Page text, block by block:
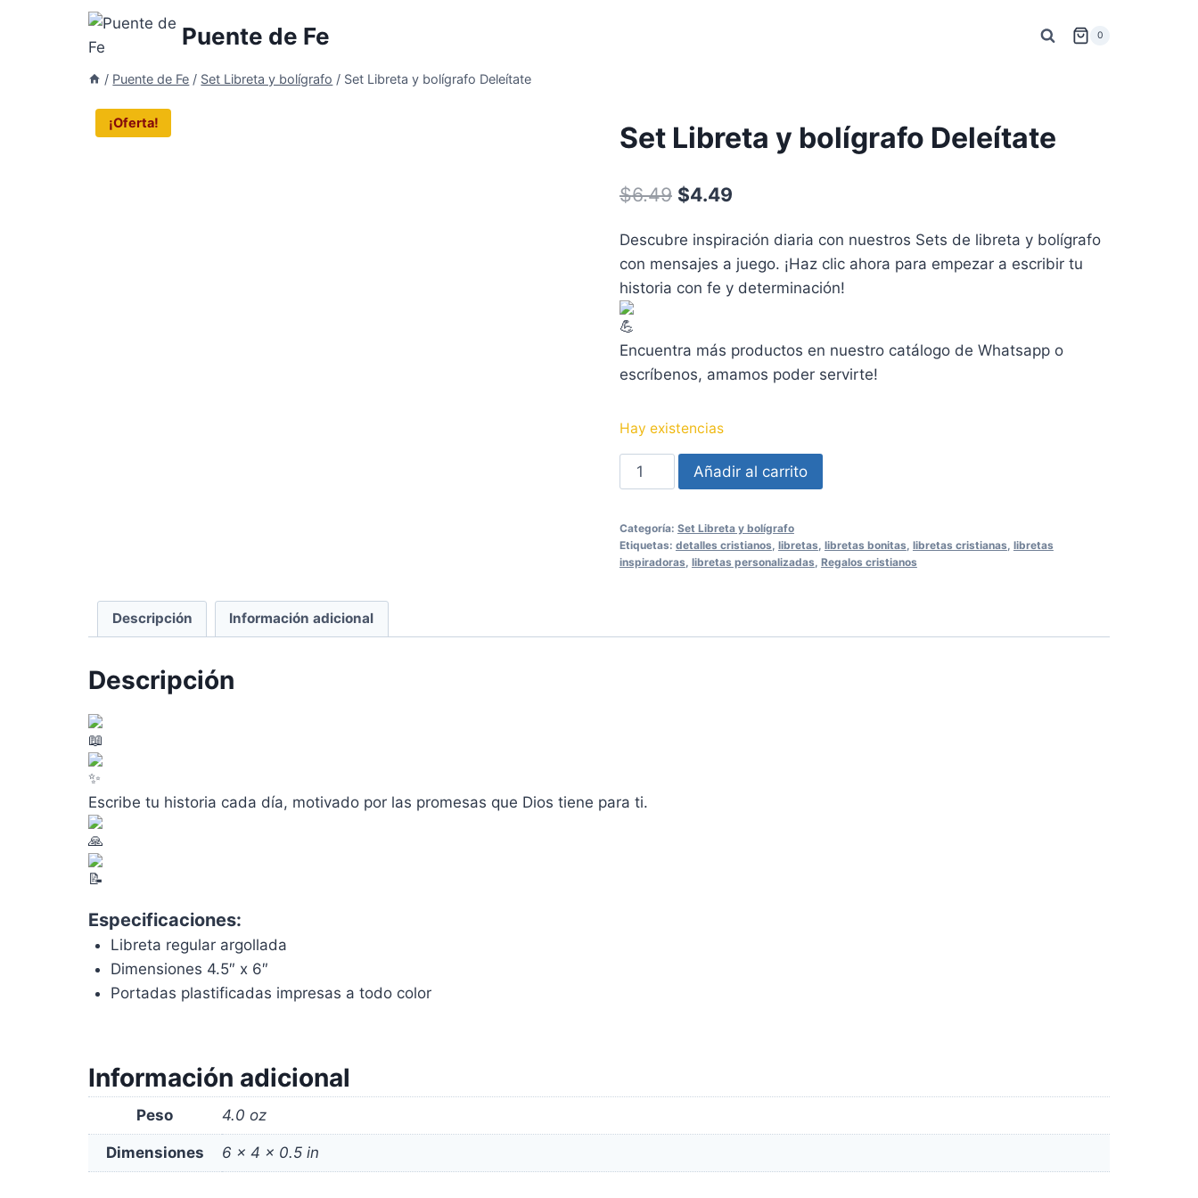
Puente de Fe 0
/ Puente de Fe / Set Libreta y bolígrafo / Set Libreta y bolígrafo Deleítate
¡Oferta! Set Libreta y bolígrafo Deleítate
$6.49 $4.49
Descubre inspiración diaria con nuestros Sets de libreta y bolígrafo
con mensajes a juego. ¡Haz clic ahora para empezar a escribir tu
historia con fe y determinación!
Encuentra más productos en nuestro catálogo de Whatsapp o
escríbenos, amamos poder servirte!
Hay existencias
Set
Libreta
bolígrafo
Deleítate
Añadir al carrito
Categoría: Set Libreta y bolígrafo
Etiquetas: detalles cristianos libretas libretas bonitas libretas cristianas libretas
inspiradoras libretas personalizadas Regalos cristianos
Descripción Información adicional
Descripción
Escribe tu historia cada día, motivado por las promesas que Dios tiene para ti.
Especificaciones:
Libreta regular argollada
Dimensiones 4.5″ x 6″
Portadas plastificadas impresas a todo color
Información adicional
Peso 4.0 oz
Dimensiones 6 × 4 × 0.5 in